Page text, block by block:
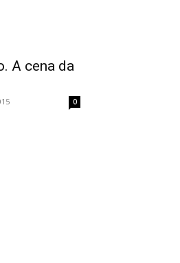
A cena da
0